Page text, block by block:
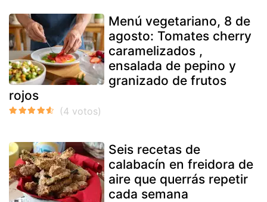
Menú vegetariano, 8 de
agosto: Tomates cherry
caramelizados ,
ensalada de pepino y
granizado de frutos
rojos
Seis recetas de
calabacín en freidora de
aire que querrás repetir
cada semana